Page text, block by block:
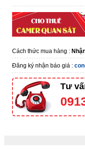
Cách thức mua hàng :
Đăng ký nhận báo giá :
Tư